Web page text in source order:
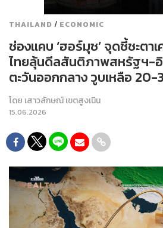
THAILAND / ECONOMIC
ช่องแคบ ‘ฮอร์มุซ’ จุดชี้ชะตา
ไทยลุ้นดีลสันติภาพสหรัฐฯ-
ตะวันออกกลาง วูบเหลือ 20-
โดย เสาวลักษณ์ เขตสูงเนิน
15.06.2026